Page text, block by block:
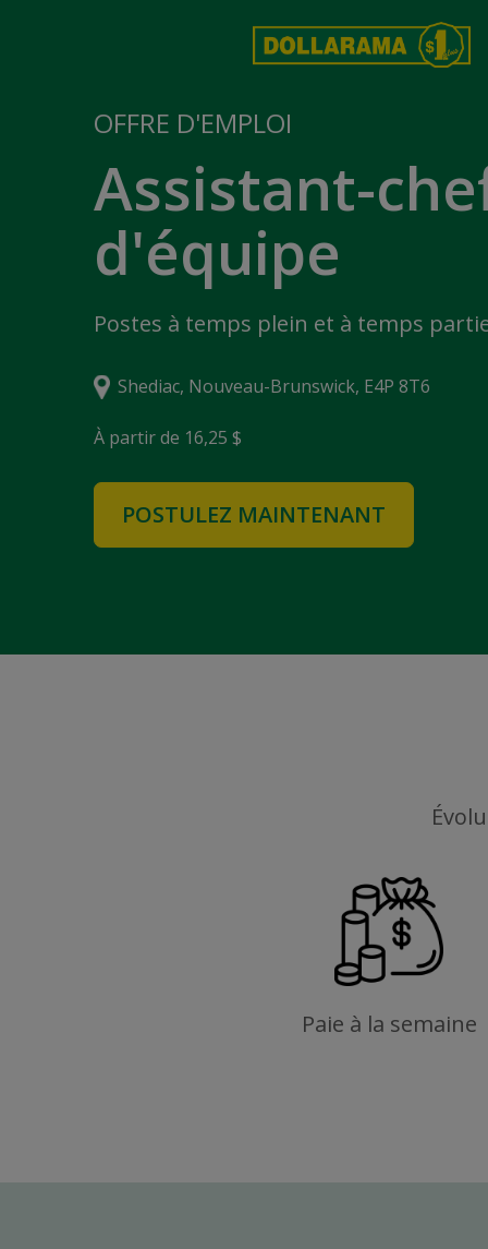
OFFRE D'EMPLOI
Assistant-
d'équipe
Postes à temps plein et à temps
Shediac, Nouveau-Brunswick, E4P 8T6
À partir de 16,25 $
POSTULEZ MAINTENANT
Paie à la semaine